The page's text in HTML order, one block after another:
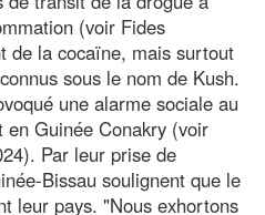
(voir Fides
de la cocaïne, mais surtout
sous le nom de Kush.
une alarme sociale au
Guinée Conakry (voir
Par leur prise de
Bissau soulignent que le
leur pays. "Nous exhortons